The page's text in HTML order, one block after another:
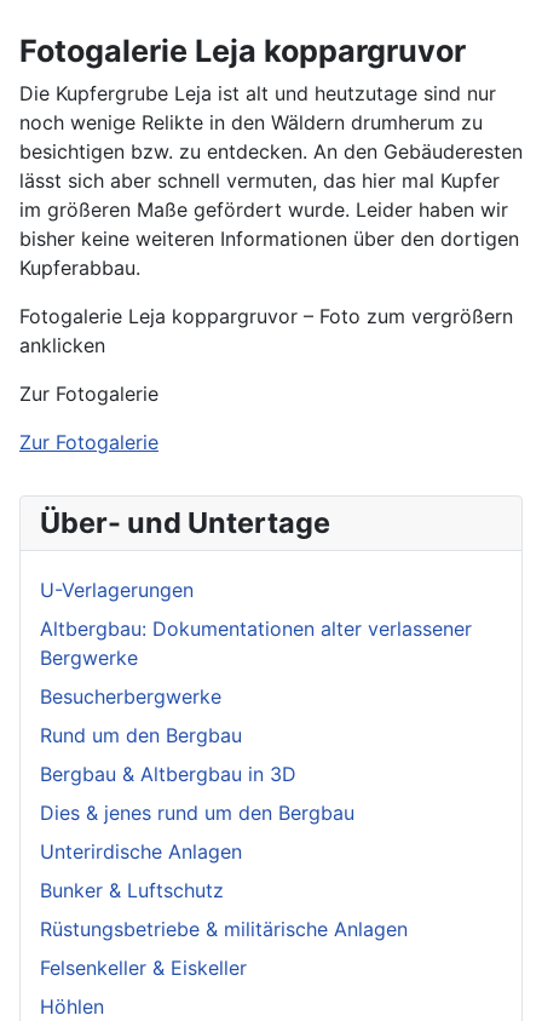
Fotogalerie Leja koppargruvor
Die Kupfergrube Leja ist alt und heutzutage sind nur
noch wenige Relikte in den Wäldern drumherum zu
besichtigen bzw. zu entdecken. An den Gebäuderesten
lässt sich aber schnell vermuten, das hier mal Kupfer
im größeren Maße gefördert wurde. Leider haben wir
bisher keine weiteren Informationen über den dortigen
Kupferabbau.
Fotogalerie Leja koppargruvor – Foto zum vergrößern
anklicken
Zur Fotogalerie
Zur Fotogalerie
Über- und Untertage
U-Verlagerungen
Altbergbau: Dokumentationen alter verlassener
Bergwerke
Besucherbergwerke
Rund um den Bergbau
Bergbau & Altbergbau in 3D
Dies & jenes rund um den Bergbau
Unterirdische Anlagen
Bunker & Luftschutz
Rüstungsbetriebe & militärische Anlagen
Felsenkeller & Eiskeller
Höhlen